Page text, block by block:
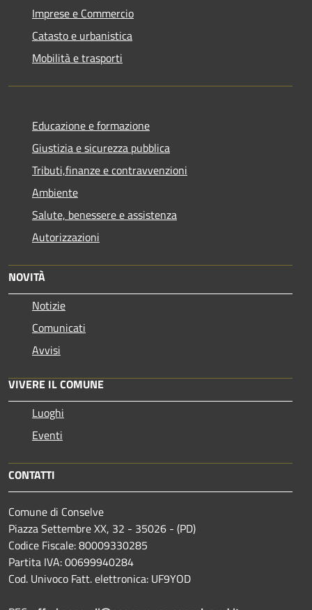
Imprese e Commercio
Catasto e urbanistica
Mobilità e trasporti
Educazione e formazione
Giustizia e sicurezza pubblica
Tributi,finanze e contravvenzioni
Ambiente
Salute, benessere e assistenza
Autorizzazioni
NOVITÀ
Notizie
Comunicati
Avvisi
VIVERE IL COMUNE
Luoghi
Eventi
CONTATTI
Comune di Conselve
Piazza Settembre XX, 32 - 35026 - (PD)
Codice Fiscale: 80009330285
Partita IVA: 00699940284
Cod. Univoco Fatt. elettronica: UF9YOD